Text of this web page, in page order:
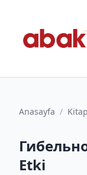
Anasayfa /
Etki